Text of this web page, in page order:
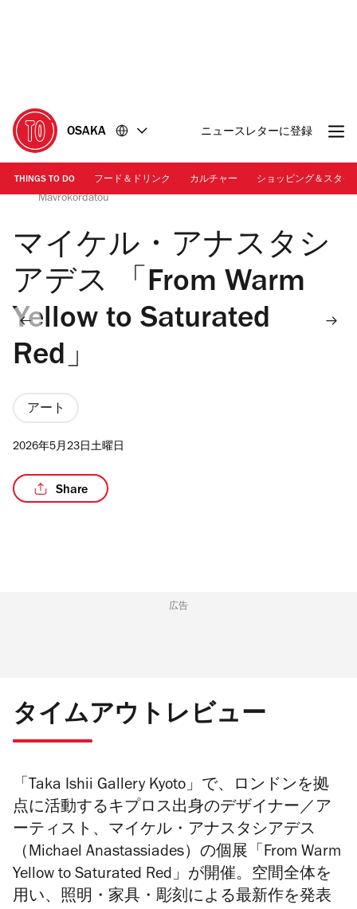
に
移
動
移
動
OSAKA ニュースレターに登録
THINGS TO DO フード＆ドリンク カルチャー ショッピング＆スタイ
Courtesy of Taka Ishii Gallery | Photo: Marietta
Mavrokordatou
マイケル・アナスタシ
アデス 「From Warm
Yellow to Saturated
Red」
アート
2026年5月23日土曜日
Share
広告
タイムアウトレビュー
「 Taka Ishii Gallery Kyoto」で、ロンドンを拠
点に活動するキプロス出身のデザイナー／ア
ーティスト、マイケル・アナスタシアデス
（ Michael Anastassiades）の個展「 From Warm
Yellow to Saturated Red」が開催。空間全体を
用い、照明・家具・彫刻による最新作を発表